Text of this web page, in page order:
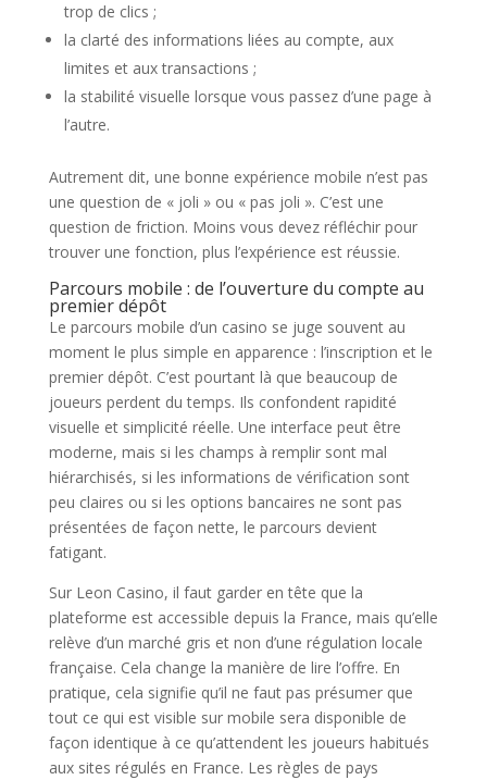
trop de clics ;
la clarté des informations liées au compte, aux
limites et aux transactions ;
la stabilité visuelle lorsque vous passez d’une page à
l’autre.
Autrement dit, une bonne expérience mobile n’est pas
une question de « joli » ou « pas joli ». C’est une
question de friction. Moins vous devez réfléchir pour
trouver une fonction, plus l’expérience est réussie.
Parcours mobile : de l’ouverture du compte au
premier dépôt
Le parcours mobile d’un casino se juge souvent au
moment le plus simple en apparence : l’inscription et le
premier dépôt. C’est pourtant là que beaucoup de
joueurs perdent du temps. Ils confondent rapidité
visuelle et simplicité réelle. Une interface peut être
moderne, mais si les champs à remplir sont mal
hiérarchisés, si les informations de vérification sont
peu claires ou si les options bancaires ne sont pas
présentées de façon nette, le parcours devient
fatigant.
Sur Leon Casino, il faut garder en tête que la
plateforme est accessible depuis la France, mais qu’elle
relève d’un marché gris et non d’une régulation locale
française. Cela change la manière de lire l’offre. En
pratique, cela signifie qu’il ne faut pas présumer que
tout ce qui est visible sur mobile sera disponible de
façon identique à ce qu’attendent les joueurs habitués
aux sites régulés en France. Les règles de pays